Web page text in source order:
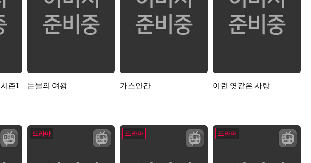
즌1 눈물의 여왕 가스인간 이런 엿같은 사랑
드라마 드라마 드라마